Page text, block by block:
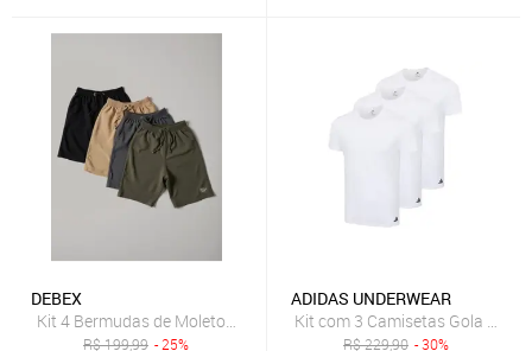
DEBEX
Kit 4 Bermudas de Moletom Básica com Amarração Shorts Para
R$199,99 - 25%
ADIDAS UNDERWEAR
Kit com 3 Camisetas Gola
R$229,90 - 30%